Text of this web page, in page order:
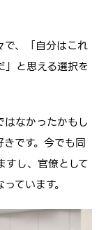
で、「自分はこれ
」と思える選択を
なかったかもし
です。今でも同
すし、官僚として
ています。